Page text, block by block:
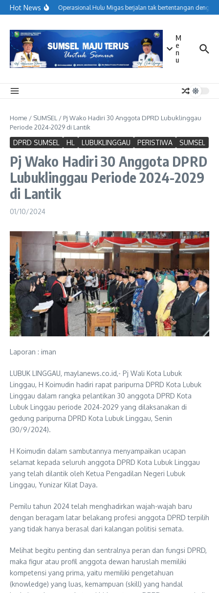
Lewati ke konten
Hot NewsMenjaga Operasional Hulu Migas berjalan tak bertentangan dengan
M
e
n
u
Home / SUMSEL / Pj Wako Hadiri 30 Anggota DPRD Lubuklinggau
Periode 2024-2029 di Lantik
DPRD SUMSEL HL LUBUKLINGGAU PERISTIWA SUMSEL
Pj Wako Hadiri 30 Anggota DPRD
Lubuklinggau Periode 2024-2029
di Lantik
01/10/2024
Laporan : iman
LUBUK LINGGAU, maylanews.co.id,- Pj Wali Kota Lubuk
Linggau, H Koimudin hadiri rapat paripurna DPRD Kota Lubuk
Linggau dalam rangka pelantikan 30 anggota DPRD Kota
Lubuk Linggau periode 2024-2029 yang dilaksanakan di
gedung paripurna DPRD Kota Lubuk Linggau, Senin
(30/9/2024).
H Koimudin dalam sambutannya menyampaikan ucapan
selamat kepada seluruh anggota DPRD Kota Lubuk Linggau
yang telah dilantik oleh Ketua Pengadilan Negeri Lubuk
Linggau, Yunizar Kilat Daya.
Pemilu tahun 2024 telah menghadirkan wajah-wajah baru
dengan beragam latar belakang profesi anggota DPRD terpilih
yang tidak hanya berasal dari kalangan politisi semata.
Melihat begitu penting dan sentralnya peran dan fungsi DPRD,
maka figur atau profil anggota dewan haruslah memiliki
kompetensi yang prima, yaitu memiliki pengetahuan
(knowledge) yang luas, kemampuan (skill) yang handal